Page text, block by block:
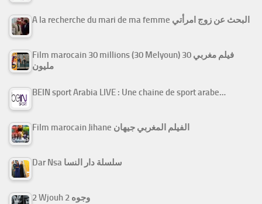
A la recherche du mari de ma femme البحث عن زوج امرأتي
Film marocain 30 millions (30 Melyoun) فيلم مغربي 30
مليون
BEIN sport Arabia LIVE : Une chaine de sport arabe…
Film marocain Jihane الفيلم المغربي جيهان
Dar Nsa سلسلة دار النسا
2 Wjouh 2 وجوه